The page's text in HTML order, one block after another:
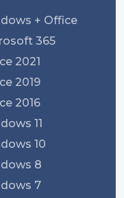
+ Office
365
2021
2019
2016
11
10
8
7